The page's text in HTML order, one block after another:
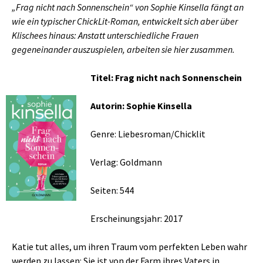
„Frag nicht nach Sonnenschein“ von Sophie Kinsella fängt an
wie ein typischer ChickLit-Roman, entwickelt sich aber über
Klischees hinaus: Anstatt unterschiedliche Frauen
gegeneinander auszuspielen, arbeiten sie hier zusammen.
Titel: Frag nicht nach Sonnenschein
Autorin: Sophie Kinsella
Genre: Liebesroman/Chicklit
Verlag: Goldmann
Seiten: 544
Erscheinungsjahr: 2017
Katie tut alles, um ihren Traum vom perfekten Leben wahr
werden zu lassen: Sie ist von der Farm ihres Vaters in